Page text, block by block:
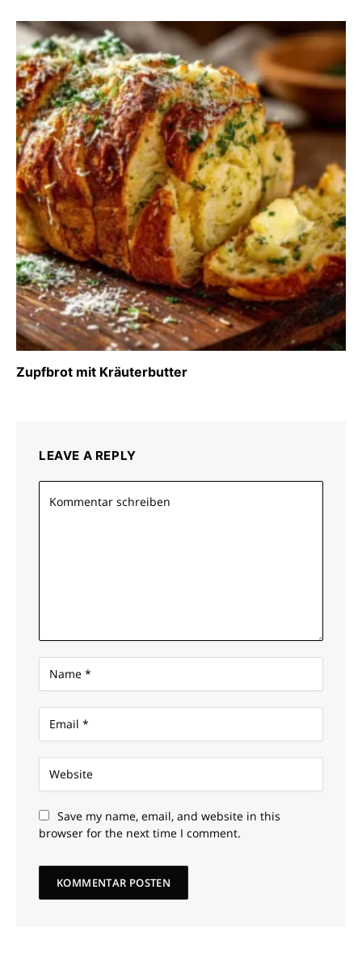
Zupfbrot mit Kräuterbutter
LEAVE A REPLY
Save my name, email, and website in this
browser for the next time I comment.